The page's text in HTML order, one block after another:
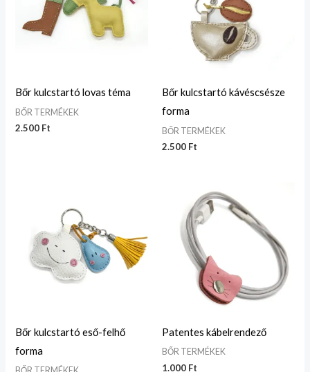
Bőr kulcstartó lovas téma
BŐR TERMÉKEK
2.500 Ft
Bőr kulcstartó kávéscsésze
forma
BŐR TERMÉKEK
2.500 Ft
Bőr kulcstartó eső-felhő
forma
Patentes kábelrendező
BŐR TERMÉKEK
1.000 Ft